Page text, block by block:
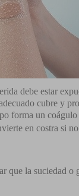
debe estar
cubre y
forma un
en costra si
que la suciedad o